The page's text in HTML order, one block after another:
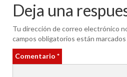
Deja una
Tu dirección de correo electrónico
campos obligatorios están marcados
Comentario *